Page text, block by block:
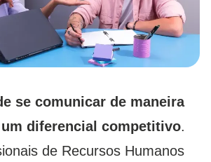
se comunicar de maneira
diferencial competitivo.
de Recursos Humanos